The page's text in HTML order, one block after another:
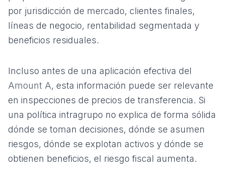
por jurisdicción de mercado, clientes finales,
líneas de negocio, rentabilidad segmentada y
beneficios residuales.
Incluso antes de una aplicación efectiva del
Amount A, esta información puede ser relevante
en inspecciones de precios de transferencia. Si
una política intragrupo no explica de forma sólida
dónde se toman decisiones, dónde se asumen
riesgos, dónde se explotan activos y dónde se
obtienen beneficios, el riesgo fiscal aumenta.